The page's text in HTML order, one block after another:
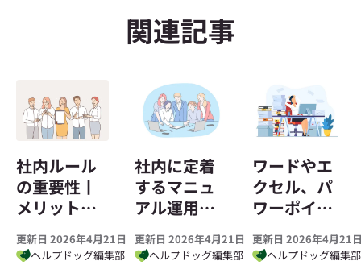
関連記事
社内ルール
の重要性丨
メリット・
注意点・就
業規則との
更新日 2026年4月21日
ヘルプドッグ編集部
社内に定着
するマニュ
アル運用と
作成のコツ
とは？
更新日 2026年4月21日
ヘルプドッグ編集部
ワードやエ
クセル、パ
ワーポイン
トによるマ
ニュアル作
更新日 2026年4月21
ヘルプドッグ編集部